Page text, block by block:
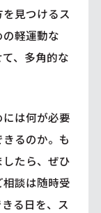
見つけるス
軽運動な
、多角的な
は何が必要
るのか。も
たら、ぜひ
談は随時受
る日を、ス